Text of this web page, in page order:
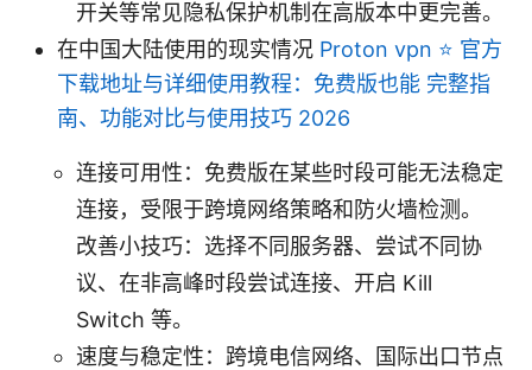
开关等常见隐私保护机制在高版本中更完善。
在中国大陆使用的现实情况 Proton vpn ⭐ 官方
下载地址与详细使用教程：免费版也能 完整指
南、功能对比与使用技巧 2026
连接可用性：免费版在某些时段可能无法稳定
连接，受限于跨境网络策略和防火墙检测。
改善小技巧：选择不同服务器、尝试不同协
议、在非高峰时段尝试连接、开启 Kill
Switch 等。
速度与稳定性：跨境电信网络、国际出口节点